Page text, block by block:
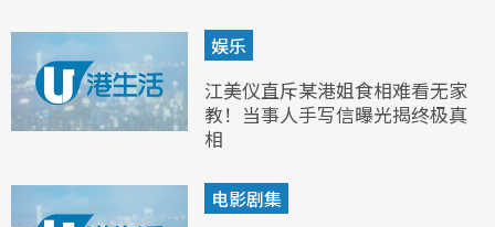
娱乐
江美仪直斥某港姐食相难看无家
教！当事人手写信曝光揭终极真
相
电影剧集